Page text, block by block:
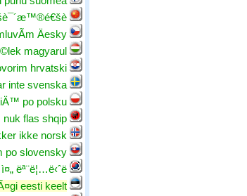
Äesky.
magyarul.
hrvatski.
inte svenska.
po polsku.
flas shqip.
ikke norsk.
po slovensky.
ëª¨ë¦…ë‹ˆë‹¤.
eesti keelt.